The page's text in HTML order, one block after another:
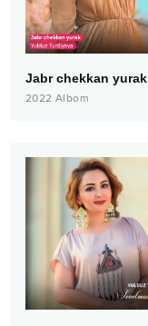
Jabr chekkan yurak
2022 Albom